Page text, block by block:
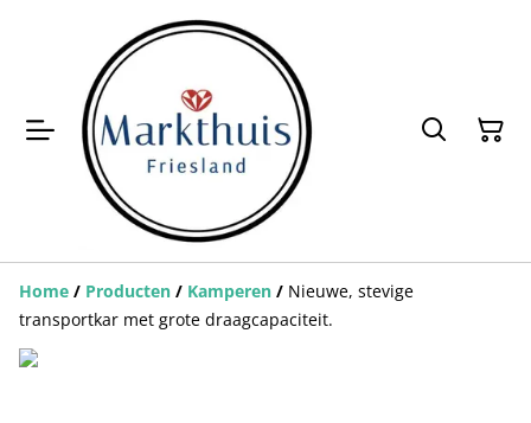
Home / Producten / Kamperen / Nieuwe, stevige
transportkar met grote draagcapaciteit.